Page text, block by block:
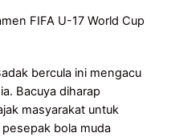
FIFA U-17 World Cup
bercula ini mengacu
Bacuya diharap
masyarakat untuk
bola muda